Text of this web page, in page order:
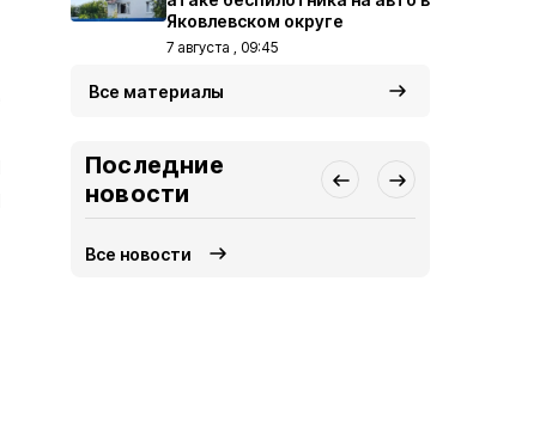
Яковлевском округе
7 августа , 09:45
Все материалы
Последние
новости
Все новости